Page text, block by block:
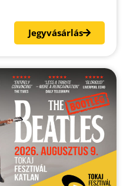
Jegyvásárlás